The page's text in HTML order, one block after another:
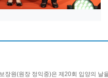
장원(원장 정익중)은 제20회 입양의